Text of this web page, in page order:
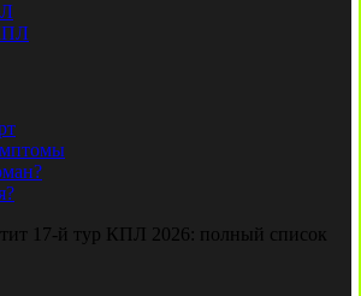
17-й тур КПЛ 2026: полный список